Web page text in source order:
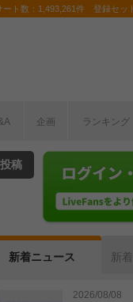
ト数：1,493,261件 登録セッ
企画 ランキング
稿
新着ニュース 新
2026/08/08